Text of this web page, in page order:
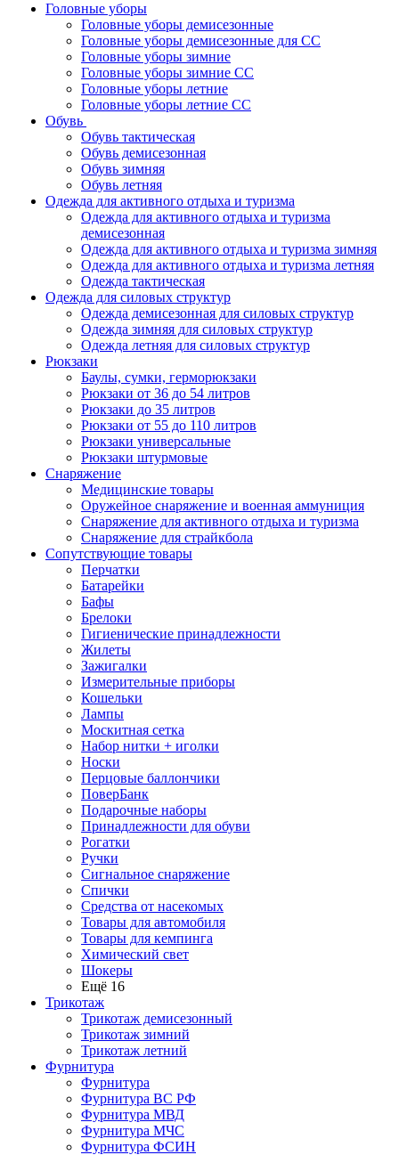
Головные уборы
Головные уборы демисезонные
Головные уборы демисезонные для СС
Головные уборы зимние
Головные уборы зимние СС
Головные уборы летние
Головные уборы летние СС
Обувь
Обувь тактическая
Обувь демисезонная
Обувь зимняя
Обувь летняя
Одежда для активного отдыха и туризма
Одежда для активного отдыха и туризма
демисезонная
Одежда для активного отдыха и туризма зимняя
Одежда для активного отдыха и туризма летняя
Одежда тактическая
Одежда для силовых структур
Одежда демисезонная для силовых структур
Одежда зимняя для силовых структур
Одежда летняя для силовых структур
Рюкзаки
Баулы, сумки, герморюкзаки
Рюкзаки от 36 до 54 литров
Рюкзаки до 35 литров
Рюкзаки от 55 до 110 литров
Рюкзаки универсальные
Рюкзаки штурмовые
Снаряжение
Медицинские товары
Оружейное снаряжение и военная аммуниция
Снаряжение для активного отдыха и туризма
Снаряжение для страйкбола
Сопутствующие товары
Перчатки
Батарейки
Бафы
Брелоки
Гигиенические принадлежности
Жилеты
Зажигалки
Измерительные приборы
Кошельки
Лампы
Москитная сетка
Набор нитки + иголки
Носки
Перцовые баллончики
ПоверБанк
Подарочные наборы
Принадлежности для обуви
Рогатки
Ручки
Сигнальное снаряжение
Спички
Средства от насекомых
Товары для автомобиля
Товары для кемпинга
Химический свет
Шокеры
Ещё 16
Трикотаж
Трикотаж демисезонный
Трикотаж зимний
Трикотаж летний
Фурнитура
Фурнитура
Фурнитура ВС РФ
Фурнитура МВД
Фурнитура МЧС
Фурнитура ФСИН